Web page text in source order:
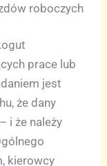
roboczych
prace lub
jest
że dany
i że należy
kierowcy